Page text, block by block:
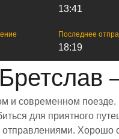
13:41
Последнее
18:19
и современном
для приятного